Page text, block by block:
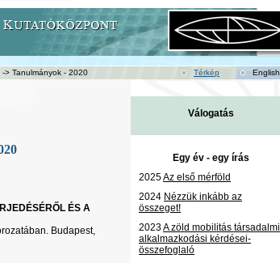
-> Tanulmányok - 2020 Térkép English
Válogatás
ÉS A
Budapest,
Egy év - egy írás
2025Az első mérföld
2024 Nézzük inkább az
összeget!
2023A zöld mobilitás társadalmi
alkalmazkodási kérdései-
összefoglaló